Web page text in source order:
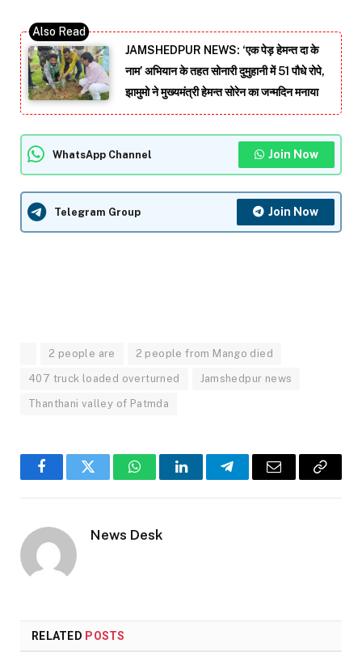
JAMSHEDPUR NEWS: ‘एक पेड़ हेमन्त दा के
नाम’ अभियान के तहत सोनारी दुमुहानी में 51 पौधे रोपे,
झामुमो ने मुख्यमंत्री हेमन्त सोरेन का जन्मदिन मनाया
WhatsApp Channel Join Now
Telegram Group Join Now
2 people are 2 people from Mango died
407 truck loaded overturned Jamshedpur news
Thanthani valley of Patmda
FacebookTwitter WhatsAppLinkedInTelegramEmail
Copy
News Desk
RELATED POSTS